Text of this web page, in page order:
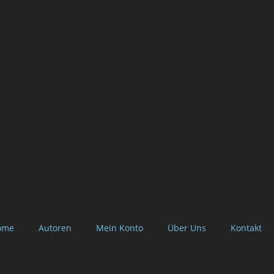
Autoren Mein Konto Über Uns Kontakt